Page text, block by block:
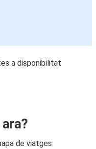
a disponibilitat
de viatges